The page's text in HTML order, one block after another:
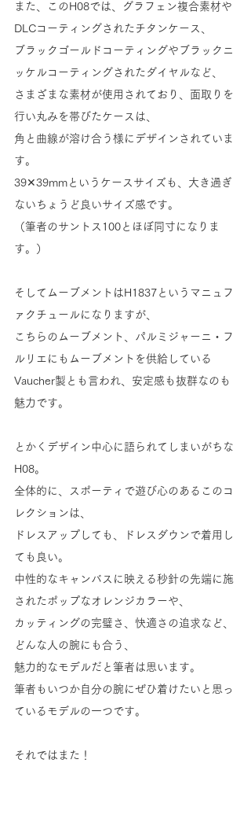
また、このH08では、グラフェン複合素材や
DLCコーティングされたチタンケース、
ブラックゴールドコーティングやブラックニ
ッケルコーティングされたダイヤルなど、
さまざまな素材が使用されており、面取りを
行い丸みを帯びたケースは、
角と曲線が溶け合う様にデザインされていま
す。
39✕39mmというケースサイズも、大き過ぎ
ないちょうど良いサイズ感です。
（筆者のサントス100とほぼ同寸になりま
す。）
そしてムーブメントはH1837というマニュフ
ァクチュールになりますが、
こちらのムーブメント、パルミジャーニ・フ
ルリエにもムーブメントを供給している
Vaucher製とも言われ、安定感も抜群なのも
魅力です。
とかくデザイン中心に語られてしまいがちな
H08。
全体的に、スポーティで遊び心のあるこのコ
レクションは、
ドレスアップしても、ドレスダウンで着用し
ても良い。
中性的なキャンバスに映える秒針の先端に施
されたポップなオレンジカラーや、
カッティングの完璧さ、快適さの追求など、
どんな人の腕にも合う、
魅力的なモデルだと筆者は思います。
筆者もいつか自分の腕にぜひ着けたいと思っ
ているモデルの一つです。
それではまた！